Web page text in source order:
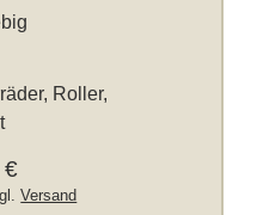
Roller,
€
Versand